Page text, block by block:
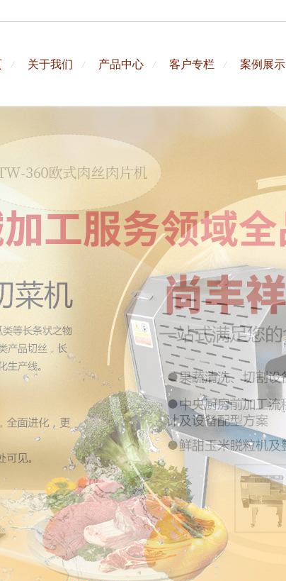
关于我们 产品中心 客户专栏 案例展示